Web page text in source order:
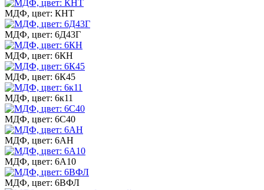
МДФ, цвет: КНТ
МДФ, цвет: 6Д43Г
МДФ, цвет: 6КН
МДФ, цвет: 6К45
МДФ, цвет: 6к11
МДФ, цвет: 6С40
МДФ, цвет: 6АН
МДФ, цвет: 6А10
МДФ, цвет: 6ВФЛ